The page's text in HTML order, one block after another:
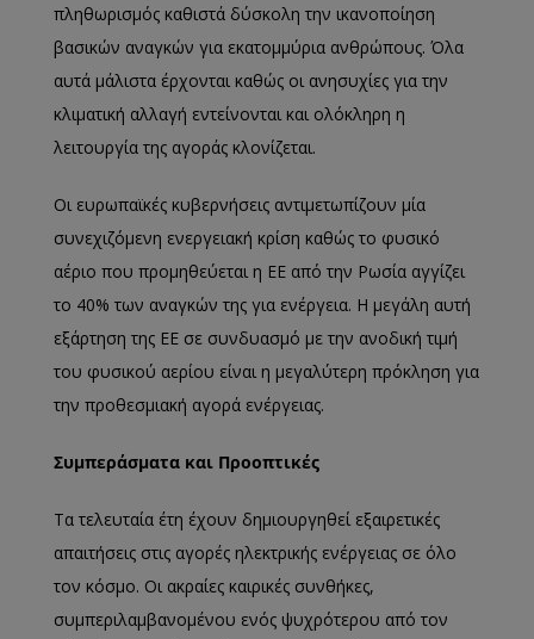
πληθωρισμός καθιστά δύσκολη την ικανοποίηση
βασικών αναγκών για εκατομμύρια ανθρώπους. Όλα
αυτά μάλιστα έρχονται καθώς οι ανησυχίες για την
κλιματική αλλαγή εντείνονται και ολόκληρη η
λειτουργία της αγοράς κλονίζεται.
Οι ευρωπαϊκές κυβερνήσεις αντιμετωπίζουν μία
συνεχιζόμενη ενεργειακή κρίση καθώς το φυσικό
αέριο που προμηθεύεται η ΕΕ από την Ρωσία αγγίζει
το 40% των αναγκών της για ενέργεια. Η μεγάλη αυτή
εξάρτηση της ΕΕ σε συνδυασμό με την ανοδική τιμή
του φυσικού αερίου είναι η μεγαλύτερη πρόκληση για
την προθεσμιακή αγορά ενέργειας.
Συμπεράσματα και Προοπτικές
Τα τελευταία έτη έχουν δημιουργηθεί εξαιρετικές
απαιτήσεις στις αγορές ηλεκτρικής ενέργειας σε όλο
τον κόσμο. Οι ακραίες καιρικές συνθήκες,
συμπεριλαμβανομένου ενός ψυχρότερου από τον